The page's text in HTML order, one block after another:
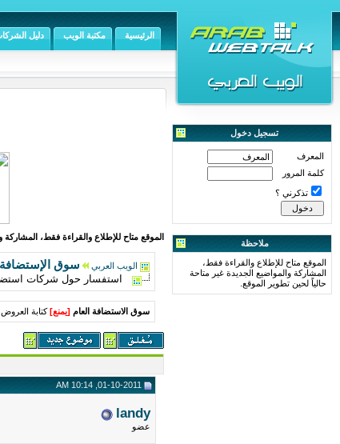
الرئيسية مكتبة الويب دليل
تسجيل دخول
المعرف
كلمة المرور
تذكرني ؟
ملاحظة
الموقع متاح للإطلاع والقراءة فقط،
المشاركة والمواضيع الجديدة غير متاحة
حالياً لحين تطوير الموقع.
الموقع متاح للإطلاع والقراءة فقط،
الويب العربي سوق الإستضافة
استفسار حول شركات
سوق الاستضافة العام [يمنع] كتابة
landy
عضو